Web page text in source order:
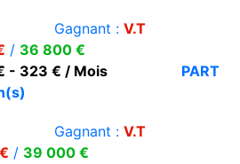
Gagnant : V.T
/ 36 800 €
- 323 € / Mois
PART
Gagnant : V.T
/ 39 000 €